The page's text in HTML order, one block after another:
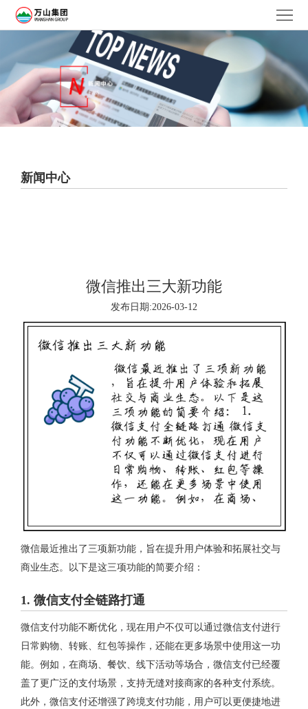
于
产
新
新闻中心
微信推出三大新功能
发布日期:2026-03-12
微信最近推出了三项新功能，旨在提升用户体验和拓展社交与
商业生态。以下是这三项功能的简要介绍：
1. 微信支付全链路打通
微信支付功能不断优化，现在用户不仅可以通过微信支付进行
日常购物、转账、红包等操作，还能在更多场景中使用这一功
能。例如，在商场、餐饮、线下活动等场合，微信支付已经覆
盖了更广泛的支付场景，支持无缝对接商家的各种支付系统。
此外，微信支付还增强了跨境支付功能，用户可以更便捷地进